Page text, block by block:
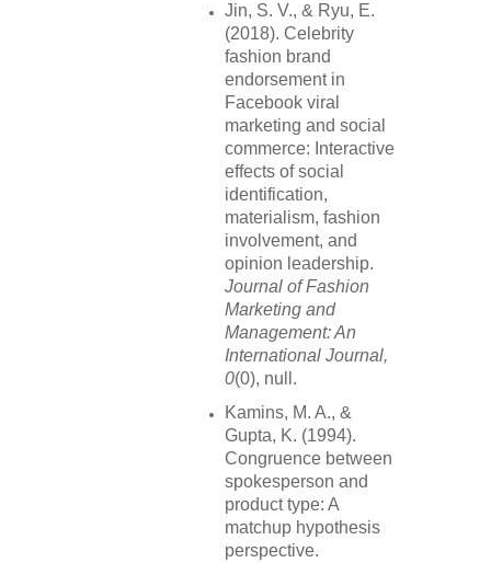
Jin, S. V., & Ryu, E.
(2018). Celebrity
fashion brand
endorsement in
Facebook viral
marketing and social
commerce: Interactive
effects of social
identification,
materialism, fashion
involvement, and
opinion leadership.
Journal of Fashion
Marketing and
Management: An
International Journal,
0(0), null.
Kamins, M. A., &
Gupta, K. (1994).
Congruence between
spokesperson and
product type: A
matchup hypothesis
perspective.